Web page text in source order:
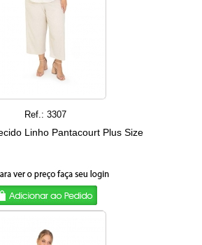
Ref.: 3307
Linho Pantacourt Plus Size